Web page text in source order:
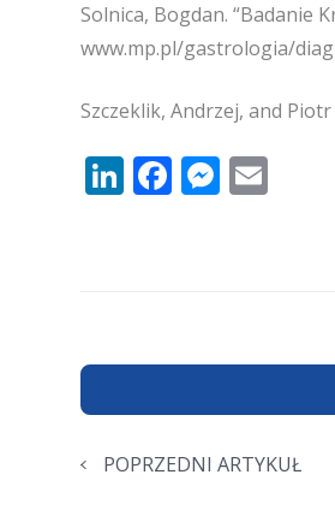
Solnica, Bogdan. “Badanie
www.mp.pl/gastrologia/
Szczeklik, Andrzej, and Piotr
LinkedIn
Facebook
POPRZEDNI ARTYKUŁ